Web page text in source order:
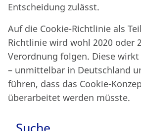
Entscheidung zulässt.
Auf die Cookie-Richtlinie als
Richtlinie wird wohl 2020 oder
Verordnung folgen. Diese wirkt
– unmittelbar in Deutschland
führen, dass das Cookie-
überarbeitet werden müsste.